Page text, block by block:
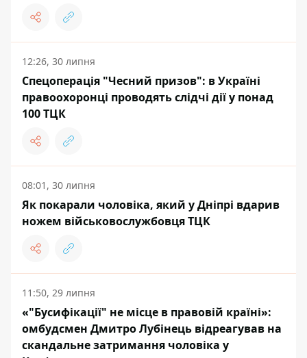
12:26, 30 липня
Спецоперація "Чесний призов": в Україні
правоохоронці проводять слідчі дії у понад
100 ТЦК
08:01, 30 липня
Як покарали чоловіка, який у Дніпрі вдарив
ножем військовослужбовця ТЦК
11:50, 29 липня
«"Бусифікації" не місце в правовій країні»:
омбудсмен Дмитро Лубінець відреагував на
скандальне затримання чоловіка у